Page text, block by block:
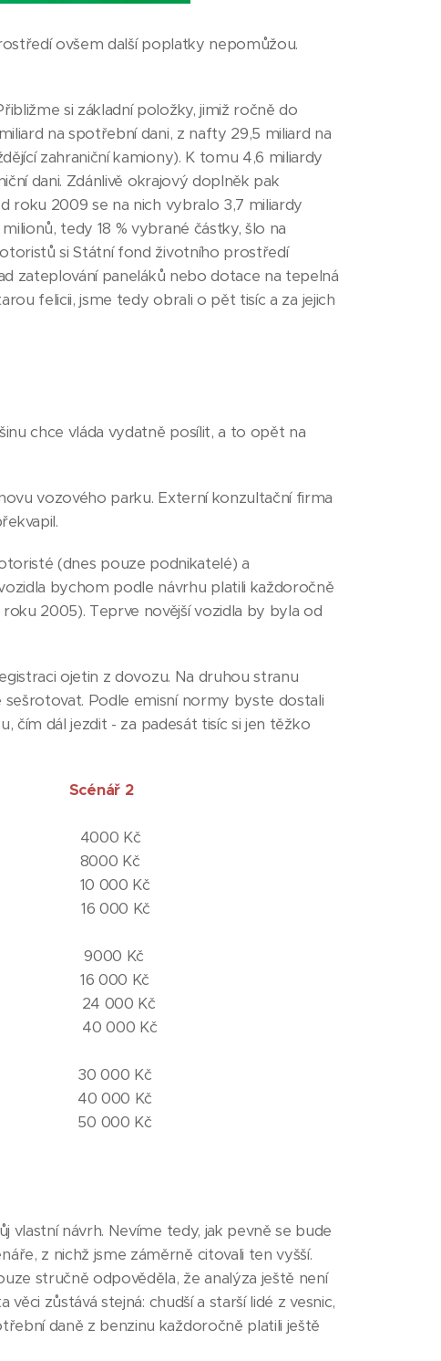
ovšem další poplatky nepomůžou.
si základní položky, jimiž ročně do
na spotřební dani, z nafty 29,5 miliard na
zahraniční kamiony). K tomu 4,6 miliardy
dani. Zdánlivě okrajový doplněk pak
roku 2009 se na nich vybralo 3,7 miliardy
tedy 18 % vybrané částky, šlo na
si Státní fond životního prostředí
zateplování paneláků nebo dotace na tepelná
felicii, jsme tedy obrali o pět tisíc a za jejich
chce vláda vydatně posílit, a to opět na
vozového parku. Externí konzultační firma
(dnes pouze podnikatelé) a
bychom podle návrhu platili každoročně
2005). Teprve novější vozidla by byla od
ojetin z dovozu. Na druhou stranu
Podle emisní normy byste dostali
čím dál jezdit - za padesát tisíc si jen těžko
1 Scénář 2
Kč
Kč
Kč
Kč
Kč
Kč
Kč
Kč
Kč
Kč
Kč
návrh. Nevíme tedy, jak pevně se bude
z nichž jsme záměrně citovali ten vyšší.
stručně odpověděla, že analýza ještě není
zůstává stejná: chudší a starší lidé z vesnic,
daně z benzinu každoročně platili ještě